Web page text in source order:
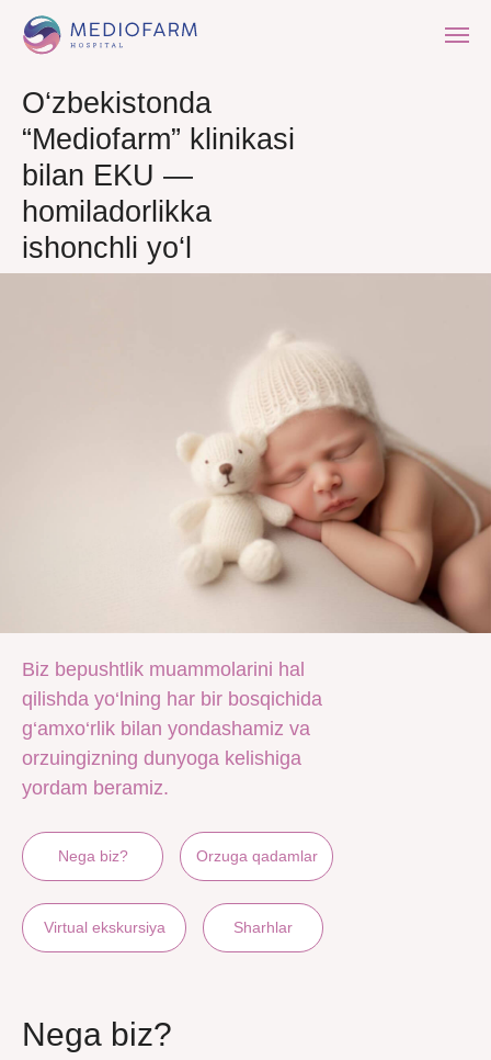
Biz bepushtlik muammolarini hal
qilishda yo‘lning har bir bosqichida
g‘amxo‘rlik bilan yondashamiz va
orzuingizning dunyoga kelishiga
yordam beramiz.
O‘zbekistonda
“Mediofarm” klinikasi
bilan EKU —
homiladorlikka
ishonchli yo‘l
Sharhlar
Virtual ekskursiya
Orzuga qadamlar
Nega biz?
Nega biz?